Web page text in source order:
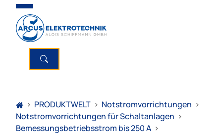
> PRODUKTWELT > Notstromvorrichtungen >
Notstromvorrichtungen für Schaltanlagen >
Bemessungsbetriebsstrom bis 250 A >